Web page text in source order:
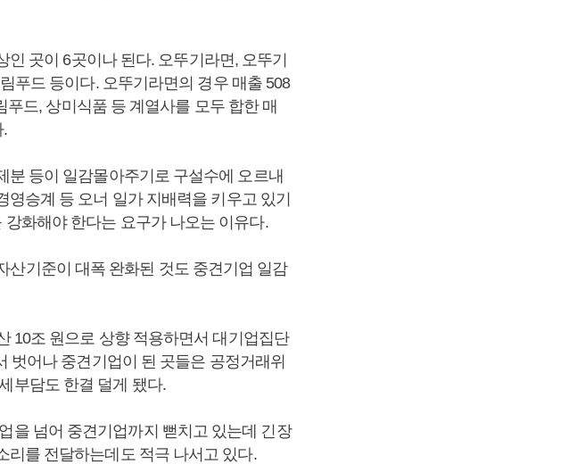
곳이 6곳이나 된다. 오뚜기라면, 오뚜기
푸드 등이다. 오뚜기라면의 경우 매출 508
드, 상미식품 등 계열사를 모두 합한 매
.
등이 일감몰아주기로 구설수에 오르내
승계 등 오너 일가 지배력을 키우고 있기
화해야 한다는 요구가 나오는 이유다.
산기준이 대폭 완화된 것도 중견기업 일감
10조 원으로 상향 적용하면서 대기업집단
벗어나 중견기업이 된 곳들은 공정거래위
부담도 한결 덜게 됐다.
을 넘어 중견기업까지 뻗치고 있는데 긴장
리를 전달하는데도 적극 나서고 있다.